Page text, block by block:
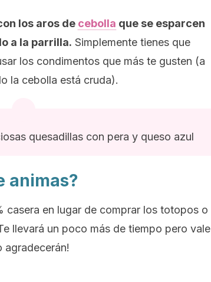
los aros de cebolla que se esparcen
a la parrilla. Simplemente tienes que
los condimentos que más te gusten (a
la cebolla está cruda).
quesadillas con pera y queso azul
animas?
casera en lugar de comprar los totopos o
llevará un poco más de tiempo pero vale
agradecerán!